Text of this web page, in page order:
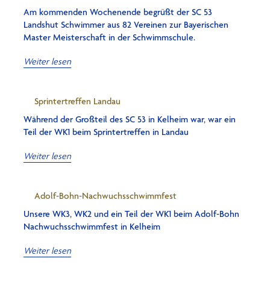
Am kommenden Wochenende begrüßt der SC 53
Landshut Schwimmer aus 82 Vereinen zur Bayerischen
Master Meisterschaft in der Schwimmschule.
Weiter lesen
Sprintertreffen Landau
Während der Großteil des SC 53 in Kelheim war, war ein
Teil der WK1 beim Sprintertreffen in Landau
Weiter lesen
Adolf-Bohn-Nachwuchsschwimmfest
Unsere WK3, WK2 und ein Teil der WK1 beim Adolf-Bohn
Nachwuchsschwimmfest in Kelheim
Weiter lesen